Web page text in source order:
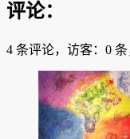
评论：
4 条评论，访客：0